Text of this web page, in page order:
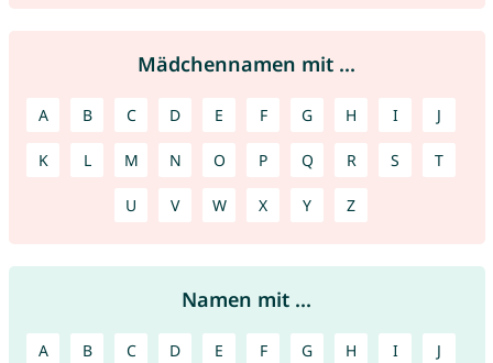
Mädchennamen mit ...
A B C D E F G H I J
K L M N O P Q R S T
U V W X Y Z
Namen mit ...
A B C D E F G H I J